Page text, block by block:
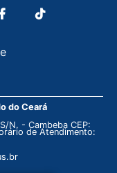
do Ceará
N. - Cambeba CEP:
de Atendimento: